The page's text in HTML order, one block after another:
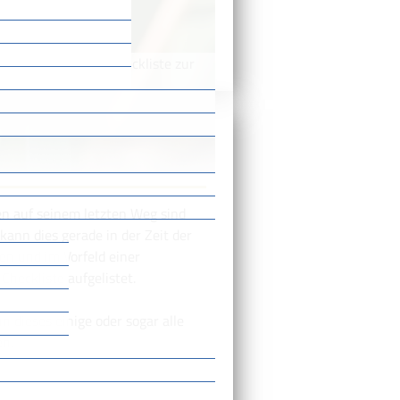
/Sterbefall /Checkliste zur
auf seinem letzten Weg sind
dies gerade in der Zeit der
und im Vorfeld einer
aufgelistet.
einige oder sogar alle